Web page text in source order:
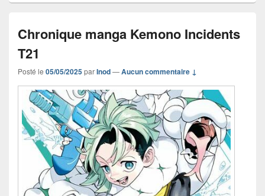
Chronique manga Kemono Incidents
T21
Posté le 05/05/2025parInod—Aucun commentaire ↓